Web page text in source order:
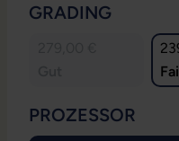
GRADING
PROZESSOR